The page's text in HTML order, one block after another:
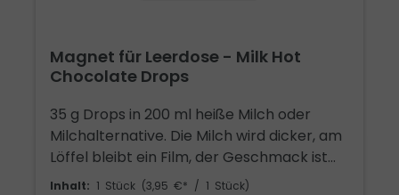
Magnet für Leerdose - Milk Hot
Chocolate Drops
35 g Drops in 200 ml heiße Milch oder
Milchalternative. Die Milch wird dicker, am
Löffel bleibt ein Film, der Geschmack ist
weich mit einem Kakaokern, der
Inhalt: 1 Stück (3,95 €* / 1 Stück)